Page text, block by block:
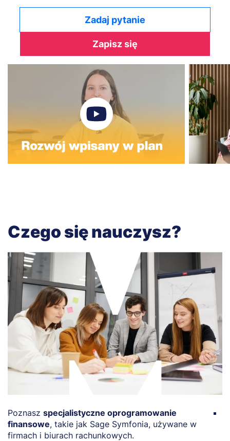
Zadaj pytanie
Zapisz się
Czego się nauczysz?
Poznasz specjalistyczne oprogramowanie
finansowe, takie jak Sage Symfonia, używane w
firmach i biurach rachunkowych.